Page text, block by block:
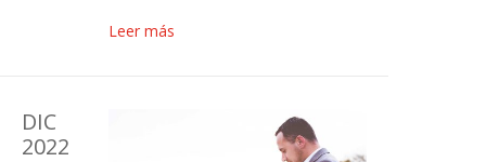
Leer más
DIC
2022